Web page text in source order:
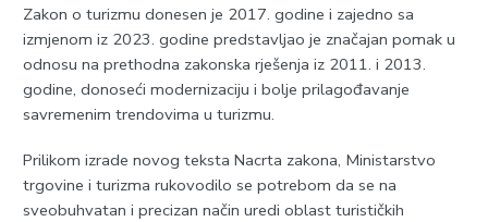
Zakon o turizmu donesen je 2017. godine i zajedno sa
izmjenom iz 2023. godine predstavljao je značajan pomak u
odnosu na prethodna zakonska rješenja iz 2011. i 2013.
godine, donoseći modernizaciju i bolje prilagođavanje
savremenim trendovima u turizmu.
Prilikom izrade novog teksta Nacrta zakona, Ministarstvo
trgovine i turizma rukovodilo se potrebom da se na
sveobuhvatan i precizan način uredi oblast turističkih